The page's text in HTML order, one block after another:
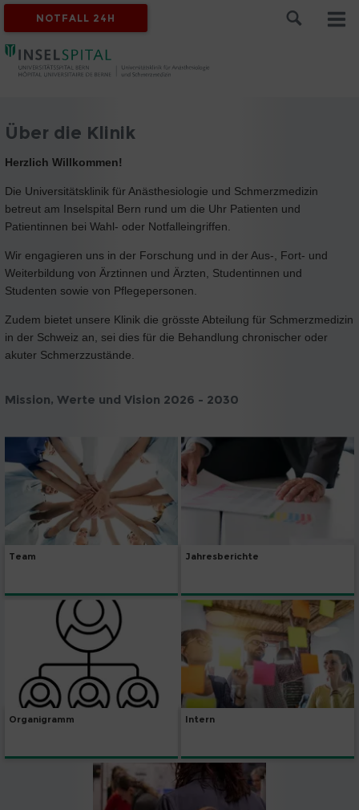
NOTFALL 24H
Über die Klinik
Herzlich Willkommen!
Die Universitätsklinik für Anästhesiologie und Schmerzmedizin
betreut am Inselspital Bern rund um die Uhr Patienten und
Patientinnen bei Wahl- oder Notfalleingriffen.
Wir engagieren uns in der Forschung und in der Aus-, Fort- und
Weiterbildung von Ärztinnen und Ärzten, Studentinnen und
Studenten sowie von Pflegepersonen.
Zudem bietet unsere Klinik die grösste Abteilung für Schmerzmedizin
in der Schweiz an, sei dies für die Behandlung chronischer oder
akuter Schmerzzustände.
Mission, Werte und Vision 2026 - 2030
Team Jahresberichte
Organigramm Intern